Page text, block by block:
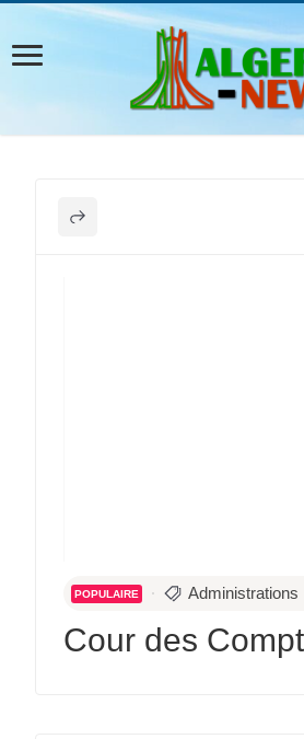
POPULAIRE Administrations
Cour des